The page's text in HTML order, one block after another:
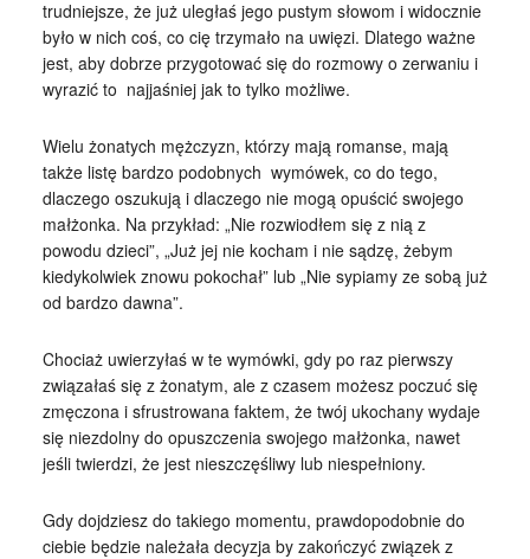
trudniejsze, że już uległaś jego pustym słowom i widocznie
było w nich coś, co cię trzymało na uwięzi. Dlatego ważne
jest, aby dobrze przygotować się do rozmowy o zerwaniu i
wyrazić to najjaśniej jak to tylko możliwe.
Wielu żonatych mężczyzn, którzy mają romanse, mają
także listę bardzo podobnych wymówek, co do tego,
dlaczego oszukują i dlaczego nie mogą opuścić swojego
małżonka. Na przykład: „Nie rozwiodłem się z nią z
powodu dzieci”, „Już jej nie kocham i nie sądzę, żebym
kiedykolwiek znowu pokochał” lub „Nie sypiamy ze sobą już
od bardzo dawna”.
Chociaż uwierzyłaś w te wymówki, gdy po raz pierwszy
związałaś się z żonatym, ale z czasem możesz poczuć się
zmęczona i sfrustrowana faktem, że twój ukochany wydaje
się niezdolny do opuszczenia swojego małżonka, nawet
jeśli twierdzi, że jest nieszczęśliwy lub niespełniony.
Gdy dojdziesz do takiego momentu, prawdopodobnie do
ciebie będzie należała decyzja by zakończyć związek z